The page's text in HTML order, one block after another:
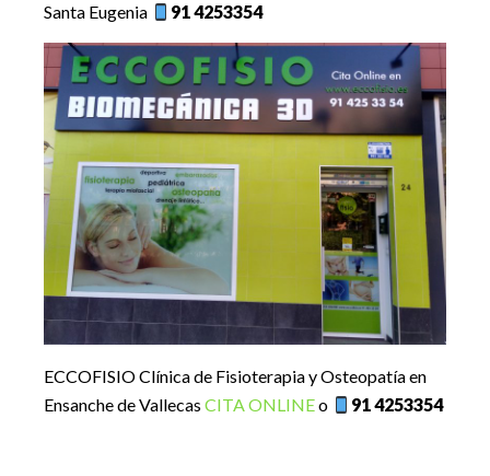
Santa Eugenia
91 4253354
ECCOFISIO Clínica de Fisioterapia y Osteopatía en
Ensanche de Vallecas CITA ONLINEo 91 4253354